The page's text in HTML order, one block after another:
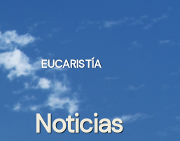
EUCARISTÍA
Noticias